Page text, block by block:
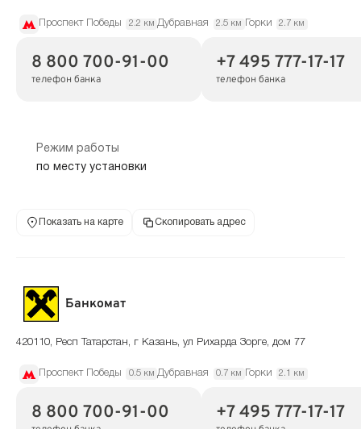
Проспект Победы 2.2 км Дубравная 2.5 км Горки 2.7 км
8 800 700-91-00
телефон банка
+7 495 777-17-17
телефон банка
Режим работы
по месту установки
Показать на карте Скопировать адрес
Банкомат
420110, Респ Татарстан, г Казань, ул Рихарда Зорге, дом 77
Проспект Победы 0.5 км Дубравная 0.7 км Горки 2.1 км
8 800 700-91-00 +7 495 777-17-17